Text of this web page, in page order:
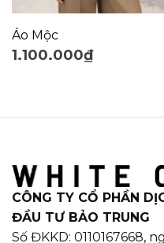
Áo Mộc
1.100.000₫
CÔNG TY CỔ PHẦN
ĐẦU TƯ BẢO TRUNG
Số ĐKKD: 0110167668,